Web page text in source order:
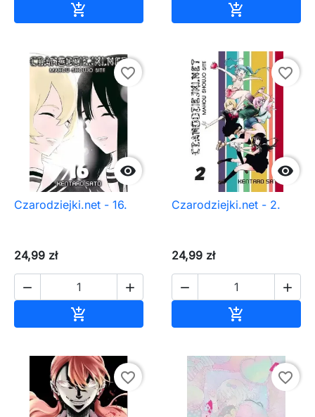
 

favorite_border
Czarodziejki.net - 16.
24,99 zł
 


favorite_border
Czarodziejki.net - 2.
24,99 zł
 

favorite_border favorite_border